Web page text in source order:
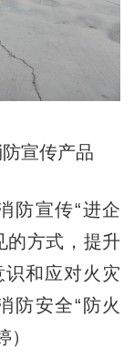
宣传产品
宣传“进企
的方式，提升
和应对火灾
防安全“防火